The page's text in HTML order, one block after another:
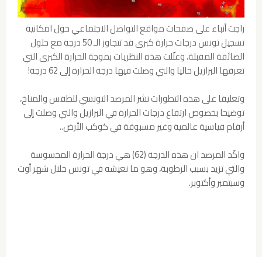
راجت أنباء على صفحات مواقع التواصل الاجتماعي حول امكانية
تسجيل تونس درجات حرارة كبرى قد تتجاوز الـ 50 درجة مع حلول
الصائفة المقبلة، وعلّلت هذه النظريات بموجة الحرارة الكبرى التي
تعرفها البرازيل حاليا والتي وصلت فيها درجة الحرارة إلى 62 درجة!
وتعليقا على هذه التطورات نشر المرصد التونسي للطقس والمناخ،
توضيحا بخصوص ارتفاع درجات الحرارة في البرازيل والتي وصلت إلى
أرقام قياسية عالمية وغير مسبوقة في كوكب الأرض..
واكّد المرصد ان هذه الدرجة (62) هي درجة الحرارة المحسوسة
والتي تزيد بسبب الرطوبة، وهو ما نعيشه في تونس خلال شهر أوت
وسبتمبر وأكتوبر.